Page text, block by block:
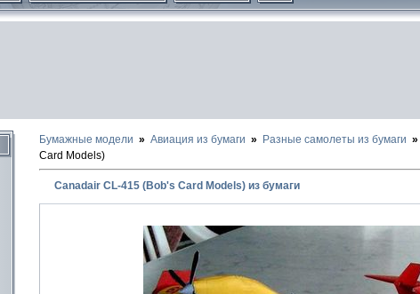
Бумажные модели Авиация из бумаги Разные самолеты из бумаги
Card Models)
Canadair CL-415 (Bob's Card Models) из бумаги